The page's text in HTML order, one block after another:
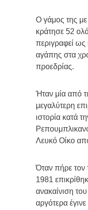
Ο γάμος της
κράτησε 52
περιγραφεί ως
αγάπης στα
προεδρίας.
Ήταν μία από
μεγαλύτερη
ιστορία κατά
Λευκό Οίκο
Όταν πήρε τον
1981
ανακαίνιση
αργότερα